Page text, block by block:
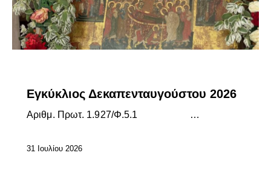
Εγκύκλιος Δεκαπενταυγούστου 2026
Αριθμ. Πρωτ. 1.927/Φ.5.1 …
31 Ιουλίου 2026